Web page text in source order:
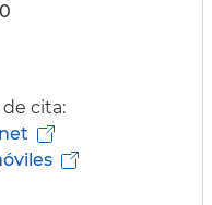
cita: